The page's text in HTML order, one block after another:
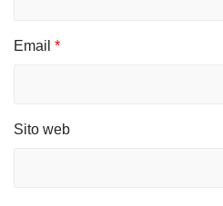
Email *
Sito web